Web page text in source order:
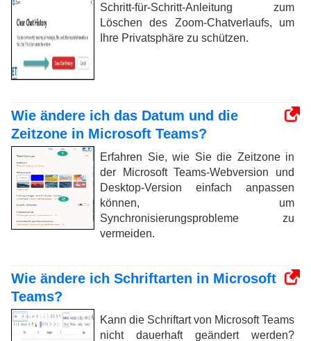
Schritt-für-Schritt-Anleitung zum
Löschen des Zoom-Chatverlaufs, um
Ihre Privatsphäre zu schützen.
Wie ändere ich das Datum und die
Zeitzone in Microsoft Teams?
Erfahren Sie, wie Sie die Zeitzone in
der Microsoft Teams-Webversion und
Desktop-Version einfach anpassen
können, um
Synchronisierungsprobleme zu
vermeiden.
Wie ändere ich Schriftarten in Microsoft
Teams?
Kann die Schriftart von Microsoft Teams
nicht dauerhaft geändert werden?